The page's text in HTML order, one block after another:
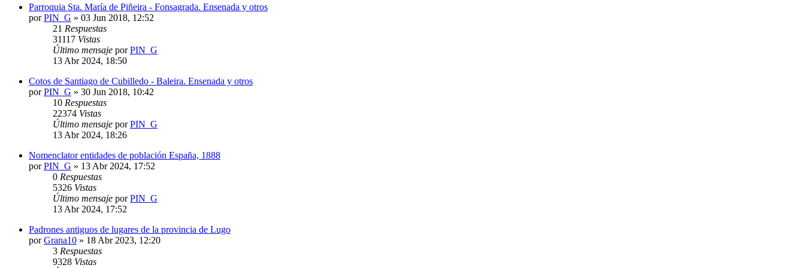
Parroquia Sta. María de Piñeira - Fonsagrada. Ensenada y otros
porPIN_G » 03 Jun 2018, 12:52
21 Respuestas
31117 Vistas
Último mensaje porPIN_G
13 Abr 2024, 18:50
Cotos de Santiago de Cubilledo - Baleira. Ensenada y otros
porPIN_G » 30 Jun 2018, 10:42
10 Respuestas
22374 Vistas
Último mensaje porPIN_G
13 Abr 2024, 18:26
Nomenclator entidades de población España, 1888
porPIN_G » 13 Abr 2024, 17:52
0 Respuestas
5326 Vistas
Último mensaje porPIN_G
13 Abr 2024, 17:52
Padrones antiguos de lugares de la provincia de Lugo
porGrana10 » 18 Abr 2023, 12:20
3 Respuestas
9328 Vistas